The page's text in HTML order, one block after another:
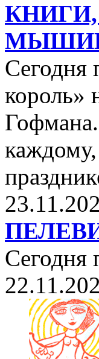
король»
каждому,
Сегодня